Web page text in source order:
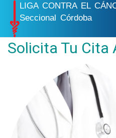
LIGA CONTRA EL
Seccional Córdoba
Nuestros
Solicita Tu Cita